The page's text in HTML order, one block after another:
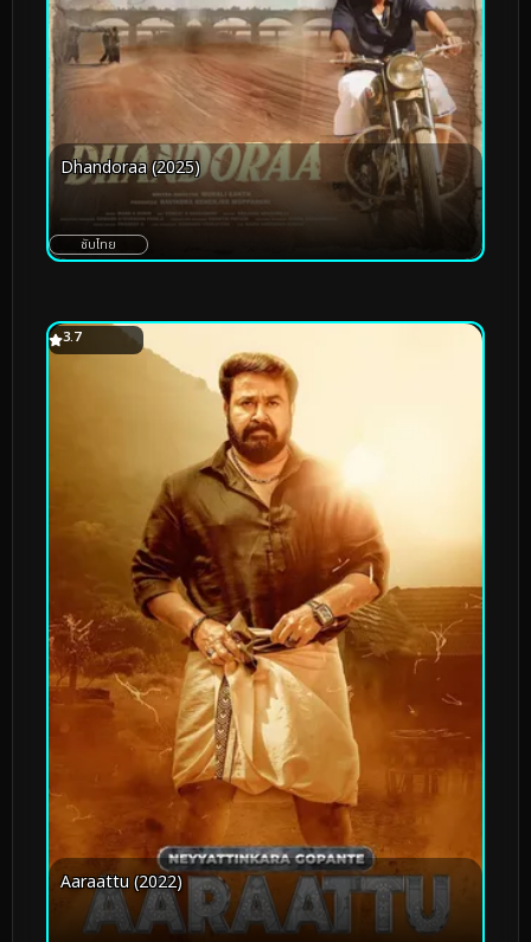
Dhandoraa (2025)
ซับไทย
3.7
Aaraattu (2022)